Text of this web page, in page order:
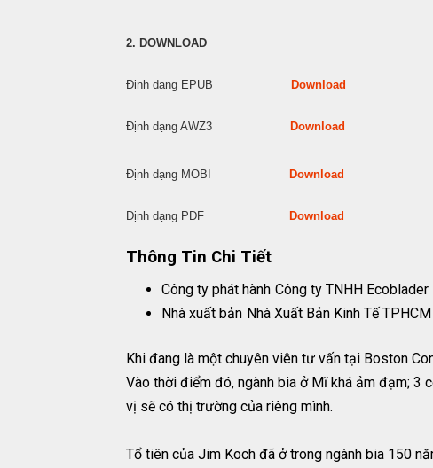
2. DOWNLOAD
Định dạng EPUB Download
Định dạng AWZ3 Download
Định dạng MOBI Download
Định dạng PDF Download
Thông Tin Chi Tiết
Công ty phát hành Công ty TNHH Ecoblader
Nhà xuất bản Nhà Xuất Bản Kinh Tế TPHCM
Khi đang là một chuyên viên tư vấn tại Boston
Vào thời điểm đó, ngành bia ở Mĩ khá ảm đạm;
vị sẽ có thị trường của riêng mình.
Tổ tiên của Jim Koch đã ở trong ngành bia 150